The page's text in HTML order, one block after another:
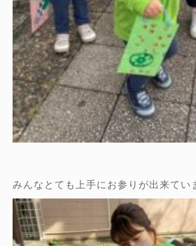
みんなとても上手にお参りが出来てい